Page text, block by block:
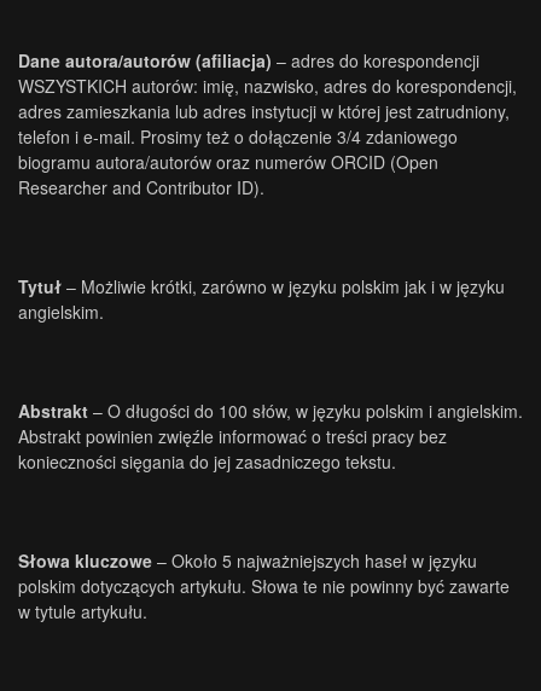
Dane autora/autorów (afiliacja) – adres do korespondencji
WSZYSTKICH autorów: imię, nazwisko, adres do korespondencji,
adres zamieszkania lub adres instytucji w której jest zatrudniony,
telefon i e-mail. Prosimy też o dołączenie 3/4 zdaniowego
biogramu autora/autorów oraz numerów ORCID (Open
Researcher and Contributor ID).
Tytuł – Możliwie krótki, zarówno w języku polskim jak i w języku
angielskim.
Abstrakt – O długości do 100 słów, w języku polskim i angielskim.
Abstrakt powinien zwięźle informować o treści pracy bez
konieczności sięgania do jej zasadniczego tekstu.
Słowa kluczowe – Około 5 najważniejszych haseł w języku
polskim dotyczących artykułu. Słowa te nie powinny być zawarte
w tytule artykułu.